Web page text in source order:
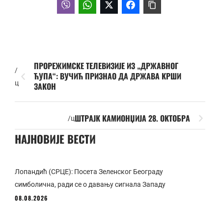
/
ц
ПРОРЕЖИМСКЕ ТЕЛЕВИЗИЈЕ ИЗ „ДРЖАВНОГ
ЋУПА“: ВУЧИЋ ПРИЗНАО ДА ДРЖАВА КРШИ
ЗАКОН
/цШТРАЈК КАМИОНЏИЈА 28. ОКТОБРА
НАЈНОВИЈЕ ВЕСТИ
Лопандић (СРЦЕ): Посета Зеленског Београду
симболична, ради се о давању сигнала Западу
08.08.2026